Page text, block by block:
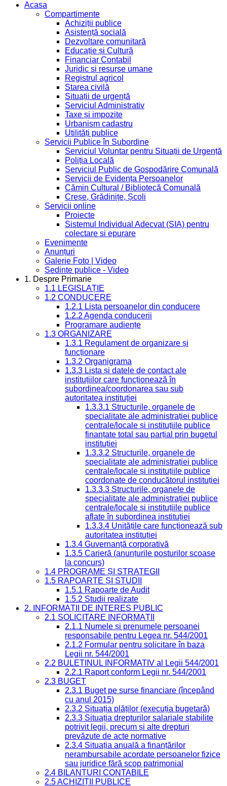
Acasa
Compartimente
Achiziții publice
Asistență socială
Dezvoltare comunitară
Educație și Cultură
Financiar Contabil
Juridic si resurse umane
Registrul agricol
Starea civilă
Situații de urgență
Serviciul Administrativ
Taxe și impozite
Urbanism cadastru
Utilități publice
Servicii Publice în Subordine
Serviciul Voluntar pentru Situații de Urgență
Poliția Locală
Serviciul Public de Gospodărire Comunală
Servicii de Evidența Persoanelor
Cămin Cultural / Bibliotecă Comunală
Creșe, Grădinițe, Școli
Servicii online
Proiecte
Sistemul Individual Adecvat (SIA) pentru
colectare si epurare
Evenimente
Anunțuri
Galerie Foto | Video
Sedinte publice - Video
1. Despre Primarie
1.1 LEGISLAȚIE
1.2 CONDUCERE
1.2.1 Lista persoanelor din conducere
1.2.2 Agenda conducerii
Programare audiențe
1.3 ORGANIZARE
1.3.1 Regulament de organizare și
funcționare
1.3.2 Organigrama
1.3.3 Lista și datele de contact ale
instituțiilor care funcționează în
subordinea/coordonarea sau sub
autoritatea instituției
1.3.3.1 Structurile, organele de
specialitate ale administrației publice
centrale/locale și instituțiile publice
finanțate total sau parțial prin bugetul
instituției
1.3.3.2 Structurile, organele de
specialitate ale administrației publice
centrale/locale și instituțiile publice
coordonate de conducătorul instituției
1.3.3.3 Structurile, organele de
specialitate ale administrației publice
centrale/locale și instituțiile publice
aflate în subordinea instituției
1.3.3.4 Unitățile care funcționează sub
autoritatea instituției
1.3.4 Guvernanță corporativă
1.3.5 Carieră (anunțurile posturilor scoase
la concurs)
1.4 PROGRAME ȘI STRATEGII
1.5 RAPOARTE ȘI STUDII
1.5.1 Rapoarte de Audit
1.5.2 Studii realizate
2. INFORMAȚII DE INTERES PUBLIC
2.1 SOLICITARE INFORMAȚII
2.1.1 Numele și prenumele persoanei
responsabile pentru Legea nr. 544/2001
2.1.2 Formular pentru solicitare în baza
Legii nr. 544/2001
2.2 BULETINUL INFORMATIV al Legii 544/2001
2.2.1 Raport conform Legii nr. 544/2001
2.3 BUGET
2.3.1 Buget pe surse financiare (începând
cu anul 2015)
2.3.2 Situația plăților (execuția bugetară)
2.3.3 Situația drepturilor salariale stabilite
potrivit legii, precum și alte drepturi
prevăzute de acte normative
2.3.4 Situația anuală a finanțărilor
nerambursabile acordate persoanelor fizice
sau juridice fără scop patrimonial
2.4 BILANȚURI CONTABILE
2.5 ACHIZIȚII PUBLICE